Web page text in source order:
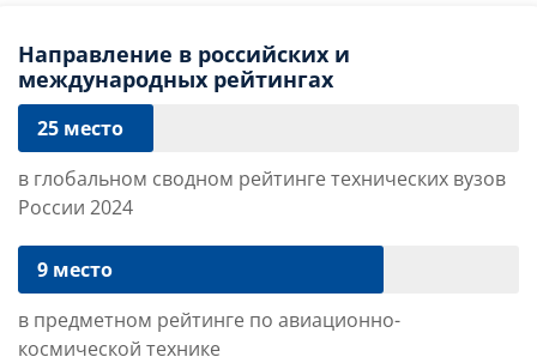
Направление в российских и
международных рейтингах
25 место
в глобальном сводном рейтинге технических вузов
России 2024
9 место
в предметном рейтинге по авиационно-
космической технике